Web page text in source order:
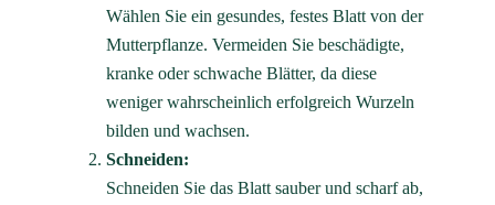
Wählen Sie ein gesundes, festes Blatt von der
Mutterpflanze. Vermeiden Sie beschädigte,
kranke oder schwache Blätter, da diese
weniger wahrscheinlich erfolgreich Wurzeln
bilden und wachsen.
Schneiden:
Schneiden Sie das Blatt sauber und scharf ab,